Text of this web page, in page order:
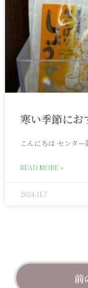
寒い季節にお
こんにちは センタ
READ MORE »
2024.11.7
前